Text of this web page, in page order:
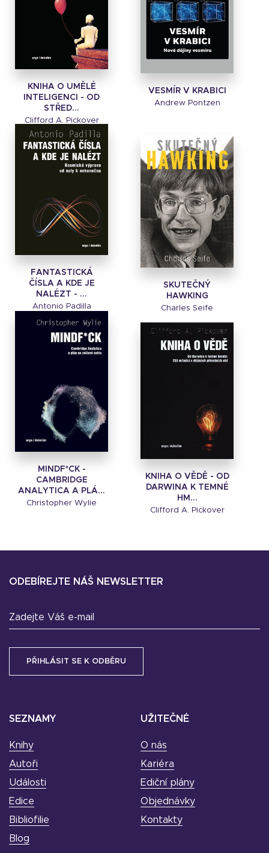
KNIHA O UMĚLÉ
INTELIGENCI - OD
STŘED...
Clifford A. Pickover
VESMÍR V KRABICI
Andrew Pontzen
FANTASTICKÁ
ČÍSLA A KDE JE
NALÉZT - ...
Antonio Padilla
SKUTEČNÝ
HAWKING
Charles Seife
MINDF*CK -
CAMBRIDGE
ANALYTICA A PLÁ...
Christopher Wylie
KNIHA O VĚDĚ - OD
DARWINA K TEMNÉ
HM...
Clifford A. Pickover
SEZNAMY
Knihy
Autoři
Události
Edice
Bibliofilie
Blog
UŽITEČNÉ
O nás
Kariéra
Ediční plány
Objednávky
Kontakty
ODEBÍREJTE NÁŠ NEWSLETTER
Zadejte Váš e-mail